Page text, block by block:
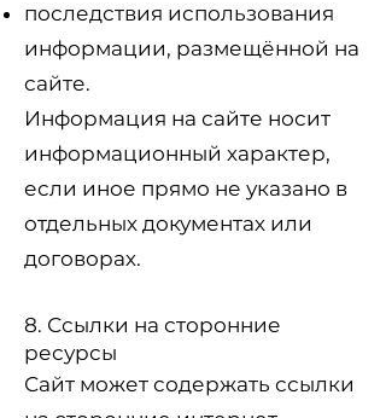
последствия использования
информации, размещённой на
сайте.
Информация на сайте носит
информационный характер,
если иное прямо не указано в
отдельных документах или
договорах.
8. Ссылки на сторонние
ресурсы
Сайт может содержать ссылки